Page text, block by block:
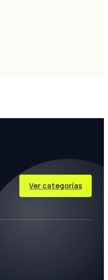
Ver categorías